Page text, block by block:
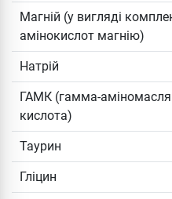
Магній (у вигляді
амінокислот магнію)
Натрій
ГАМК (гамма-
кислота)
Таурин
Гліцин